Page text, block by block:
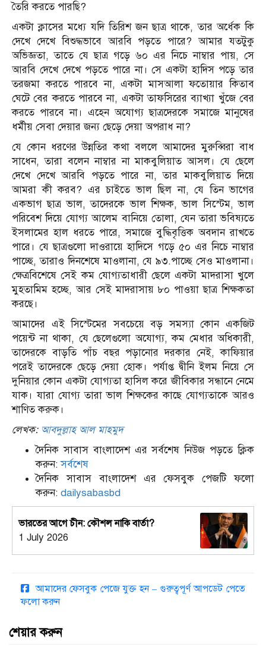
তৈরি করতে পারছি?
একটা ক্লাসের মধ্যে যদি তিরিশ জন ছাত্র থাকে, তার অর্ধেক কি
দেখে দেখে বিশুদ্ধভাবে আরবি পড়তে পারে? আমার যতটুকু
অভিজ্ঞতা, তাতে যে ছাত্র গড়ে ৬০ এর নিচে নাম্বার পায়, সে
আরবি দেখে দেখে পড়তে পারে না। সে একটা হাদিস পড়ে তার
তরজমা করতে পারবে না, একটা মাসআলা ফতোয়ার কিতাব
ঘেটে বের করতে পারবে না, একটা তাফসিরের ব্যাখ্যা খুঁজে বের
করতে পারবে না। এহেন অযোগ্য ছাত্রদেরকে সমাজে মানুষের
ধর্মীয় সেবা দেয়ার জন্য ছেড়ে দেয়া অপরাধ না?
যে কোন ধরণের উন্নতির কথা বললে আমাদের মুরুব্বিরা বাধ
সাধেন, তারা বলেন নাম্বার না মাকবুলিয়াত আসল। যে ছেলে
দেখে দেখে আরবি পড়তে পারে না, তার মাকবুলিয়াত দিয়ে
আমরা কী করব? এর চাইতে ভাল ছিল না, যে তিন ভাগের
একভাগ ছাত্র ভাল, তাদেরকে ভাল শিক্ষক, ভাল সিস্টেম, ভাল
পরিবেশ দিয়ে যোগ্য আলেম বানিয়ে তোলা, যেন তারা ভবিষ্যতে
ইসলামের হাল ধরতে পারে, সমাজে বুদ্ধিবৃত্তিক অবদান রাখতে
পারে। যে ছাত্রগুলো দাওরায়ে হাদিসে গড়ে ৫০ এর নিচে নাম্বার
পাচ্ছে, তারাও দিনশেষে মাওলানা, যে ৯৩.পাচ্ছে সেও মাওলানা।
ক্ষেত্রবিশেষে সেই কম যোগ্যতাধারী ছেলে একটা মাদরাসা খুলে
মুহতামিম হচ্ছে, আর সেই মাদরাসায় ৮০ পাওয়া ছাত্র শিক্ষকতা
করছে।
আমাদের এই সিস্টেমের সবচেয়ে বড় সমস্যা কোন একজিট
পয়েন্ট না থাকা, যে ছেলেগুলো অযোগ্য, কম মেধার অধিকারী,
তাদেরকে বাড়তি পাঁচ বছর পড়ানোর দরকার নেই, কাফিয়ার
পরেই তাদেরকে ছেড়ে দেয়া হোক। পর্যাপ্ত দ্বীনি ইলম নিয়ে সে
দুনিয়ার কোন একটা যোগ্যতা হাসিল করে জীবিকার সন্ধানে নেমে
যাক। যারা যোগ্য তারা ভাল শিক্ষকের কাছে যোগ্যতাকে আরও
শাণিত করুক।
লেখক: আবদুল্লাহ আল মাহমুদ
দৈনিক সাবাস বাংলাদেশ এর সর্বশেষ নিউজ পড়তে ক্লিক
করুন:সর্বশেষ
দৈনিক সাবাস বাংলাদেশ এর ফেসবুক পেজটি ফলো
করুন: dailysabasbd
ভারতের আগে চীন: কৌশল নাকি বার্তা?
1 July 2026
আমাদের ফেসবুক পেজে যুক্ত হন – গুরুত্বপূর্ণ আপডেট পেতে
ফলো করুন
শেয়ার করুন